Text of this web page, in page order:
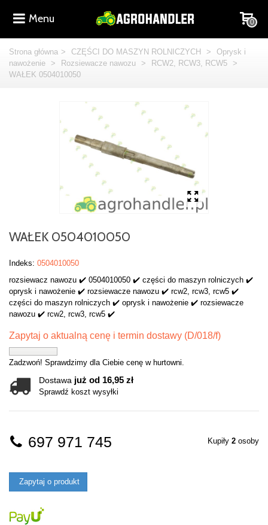
Menu 0
Strona główna > CZĘŚCI DO MASZYN ROLNICZYCH >
Oprysk i
nawożenie
> Rozsiewacze nawozu > RCW2, RCW3, RCW5
>
WAŁEK 0504010050
WAŁEK 0504010050
Indeks: 0504010050
rozsiewacz nawozu ✔️ 0504010050 ✔️ części do maszyn rolniczych ✔️
oprysk i nawożenie ✔️ rozsiewacze nawozu ✔️ rcw2, rcw3, rcw5 ✔️
części do maszyn rolniczych ✔️ oprysk i nawożenie ✔️ rozsiewacze
nawozu ✔️ rcw2, rcw3, rcw5 ✔️
Zapytaj o aktualną cenę i termin dostawy (D/018/f)
Zadzwoń! Sprawdzimy dla Ciebie cenę w hurtowni.
Dostawa już od 16,95 zł
Sprawdź koszt wysyłki
Kupiły 2 osoby
697 971 745
Zapytaj o produkt